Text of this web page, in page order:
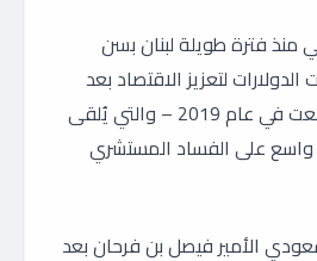
منذ فترة طويلة لبنان بسن
لتعزيز الاقتصاد بعد
الأزمة المالية التي اندلعت في عام 2019 – والتي يُلقى
واسع على الفساد المستشري
الأمير فيصل بن فرحان بعد